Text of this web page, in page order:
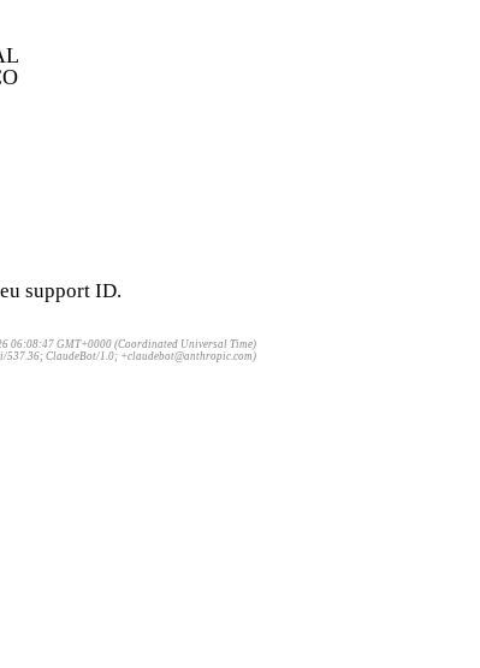
support ID.
06:08:47 GMT+0000 (Coordinated Universal Time)
537.36; ClaudeBot/1.0; +claudebot@anthropic.com)